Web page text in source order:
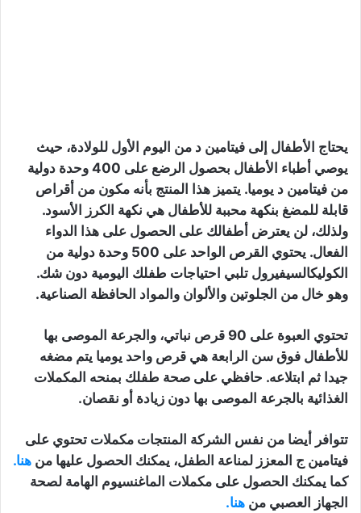
يحتاج الأطفال إلى فيتامين د من اليوم الأول للولادة، حيث
يوصي أطباء الأطفال بحصول الرضع على 400 وحدة دولية
من فيتامين د يوميا. يتميز هذا المنتج بأنه مكون من أقراص
قابلة للمضغ بنكهة محببة للأطفال هي نكهة الكرز الأسود.
ولذلك، لن يعترض أطفالك على الحصول على هذا الدواء
الفعال. يحتوي القرص الواحد على 500 وحدة دولية من
الكوليكالسيفيرول تلبي احتياجات طفلك اليومية دون شك.
وهو خال من الجلوتين والألوان والمواد الحافظة الصناعية.
تحتوي العبوة على 90 قرص نباتي، والجرعة الموصى بها
للأطفال فوق سن الرابعة هي قرص واحد يوميا يتم مضغه
جيدا ثم ابتلاعه. حافظي على صحة طفلك بمنحه المكملات
الغذائية بالجرعة الموصى بها دون زيادة أو نقصان.
تتوافر أيضا من نفس الشركة المنتجات مكملات تحتوي على
فيتامين ج المعزز لمناعة الطفل، يمكنك الحصول عليها من هنا.
كما يمكنك الحصول على مكملات الماغنسيوم الهامة لصحة
الجهاز العصبي من هنا.